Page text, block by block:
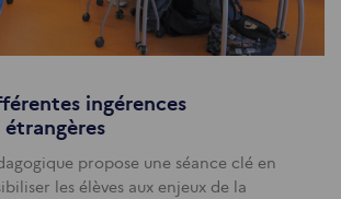
ingérences
propose une séance clé en
les élèves aux enjeux de la